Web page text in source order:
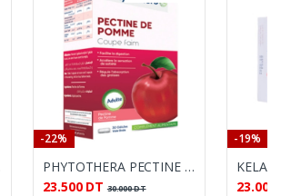
-22%
PHYTOTHERA PECTINE DE POMME COUP FAIM
23.500 DT 30.000DT
-19%
23.000